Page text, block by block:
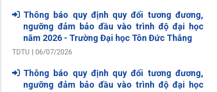
Thông báo quy định quy đổi tương đương,
ngưỡng đảm bảo đầu vào trình độ đại học
năm 2026 - Trường Đại học Tôn Đức Thắng
TDTU | 06/07/2026
Thông báo quy định quy đổi tương đương,
ngưỡng đảm bảo đầu vào trình độ đại học